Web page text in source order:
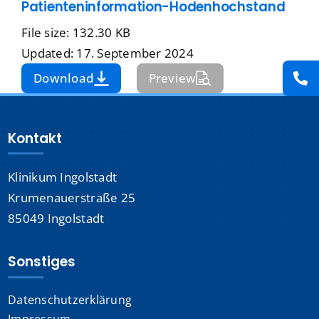
Presse
Kontakt
Suche
Patienteninformation-Hodenhochstand
File size: 132.30 KB
Updated: 17. September 2024
Download
Preview
Kontakt
Klinikum Ingolstadt
Krumenauerstraße 25
85049 Ingolstadt
Sonstiges
Datenschutzerklärung